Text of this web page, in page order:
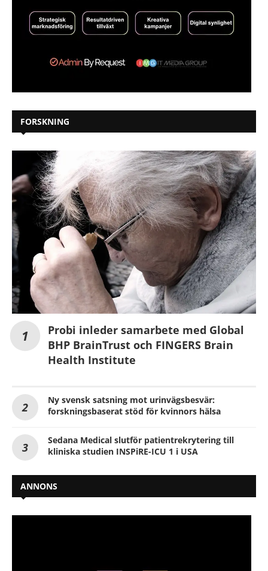
FORSKNING
Probi inleder samarbete med Global
BHP BrainTrust och FINGERS Brain
Health Institute
Ny svensk satsning mot urinvägsbesvär:
forskningsbaserat stöd för kvinnors hälsa
Sedana Medical slutför patientrekrytering till
kliniska studien INSPiRE-ICU 1 i USA
ANNONS